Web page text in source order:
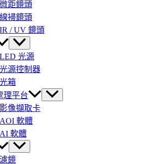
微距鏡頭
線掃鏡頭
IR / UV 鏡頭
LED 光源
光源控制器
光箱
理平台
影像擷取卡
AOI 軟體
AI 軟體
濾鏡